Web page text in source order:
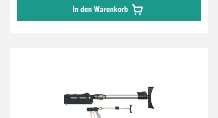
In den Warenkorb